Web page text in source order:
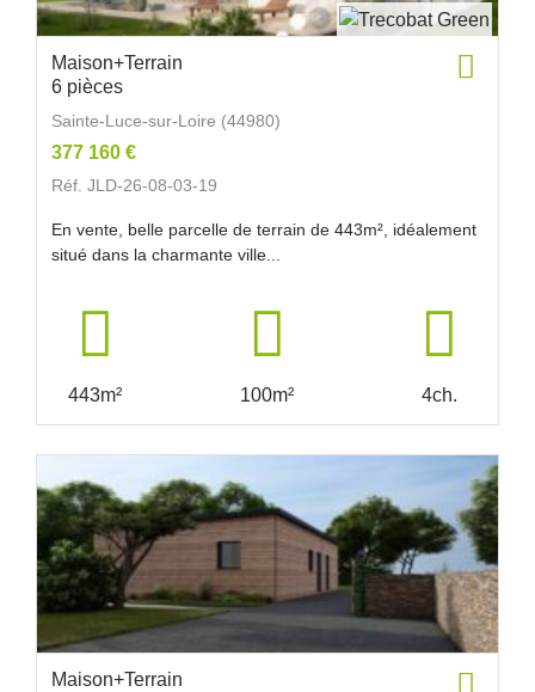
Maison+Terrain
6 pièces
Sainte-Luce-sur-Loire (44980)
377 160 €
Réf. JLD-26-08-03-19
En vente, belle parcelle de terrain de 443m², idéalement
situé dans la charmante ville...
443m² 100m² 4ch.
Maison+Terrain